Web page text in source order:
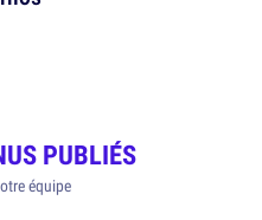
PUBLIÉS
équipe